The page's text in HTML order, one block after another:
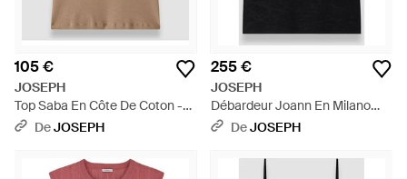
105 €
JOSEPH
Top Saba En Côte De Coton -
Neutre
DeJOSEPH
255 €
JOSEPH
Débardeur Joann En Milano
Jacquard Léopard - Noir
DeJOSEPH